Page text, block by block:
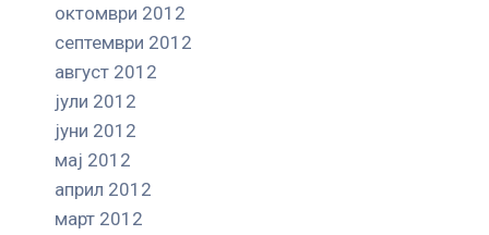
октомври 2012
септември 2012
август 2012
јули 2012
јуни 2012
мај 2012
април 2012
март 2012